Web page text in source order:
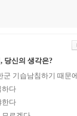
당신의 생각은?
군 기습남침하기 때문에
하다
한다